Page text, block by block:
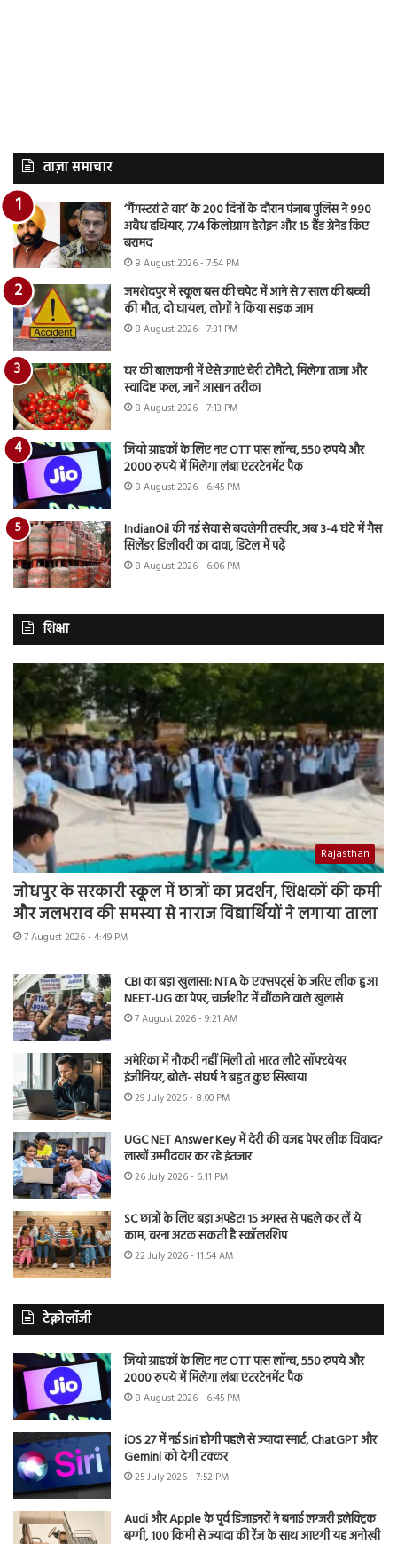
ताज़ा समाचार
‘गैंगस्टरां ते वार’ के 200 दिनों के दौरान पंजाब पुलिस ने 990
अवैध हथियार, 774 किलोग्राम हेरोइन और 15 हैंड ग्रेनेड किए
बरामद
8 August 2026 - 7:54 PM
जमशेदपुर में स्कूल बस की चपेट में आने से 7 साल की बच्ची
की मौत, दो घायल, लोगों ने किया सड़क जाम
8 August 2026 - 7:31 PM
घर की बालकनी में ऐसे उगाएं चेरी टोमैटो, मिलेगा ताजा और
स्वादिष्ट फल, जानें आसान तरीका
8 August 2026 - 7:13 PM
जियो ग्राहकों के लिए नए OTT पास लॉन्च, 550 रुपये और
2000 रुपये में मिलेगा लंबा एंटरटेनमेंट पैक
8 August 2026 - 6:45 PM
IndianOil की नई सेवा से बदलेगी तस्वीर, अब 3-4 घंटे में गैस
सिलेंडर डिलीवरी का दावा, डिटेल में पढ़ें
8 August 2026 - 6:06 PM
शिक्षा
Rajasthan
जोधपुर के सरकारी स्कूल में छात्रों का प्रदर्शन, शिक्षकों की कमी
और जलभराव की समस्या से नाराज विद्यार्थियों ने लगाया ताला
7 August 2026 - 4:49 PM
CBI का बड़ा खुलासा: NTA के एक्सपर्ट्स के जरिए लीक हुआ
NEET-UG का पेपर, चार्जशीट में चौंकाने वाले खुलासे
7 August 2026 - 9:21 AM
अमेरिका में नौकरी नहीं मिली तो भारत लौटे सॉफ्टवेयर
इंजीनियर, बोले- संघर्ष ने बहुत कुछ सिखाया
29 July 2026 - 8:00 PM
UGC NET Answer Key में देरी की वजह पेपर लीक विवाद?
लाखों उम्मीदवार कर रहे इंतजार
26 July 2026 - 6:11 PM
SC छात्रों के लिए बड़ा अपडेट! 15 अगस्त से पहले कर लें ये
काम, वरना अटक सकती है स्कॉलरशिप
22 July 2026 - 11:54 AM
टेक्नोलॉजी
जियो ग्राहकों के लिए नए OTT पास लॉन्च, 550 रुपये और
2000 रुपये में मिलेगा लंबा एंटरटेनमेंट पैक
8 August 2026 - 6:45 PM
iOS 27 में नई Siri होगी पहले से ज्यादा स्मार्ट, ChatGPT और
Gemini को देगी टक्कर
25 July 2026 - 7:52 PM
Audi और Apple के पूर्व डिजाइनरों ने बनाई लग्जरी इलेक्ट्रिक
बग्गी, 100 किमी से ज्यादा की रेंज के साथ आएगी यह अनोखी